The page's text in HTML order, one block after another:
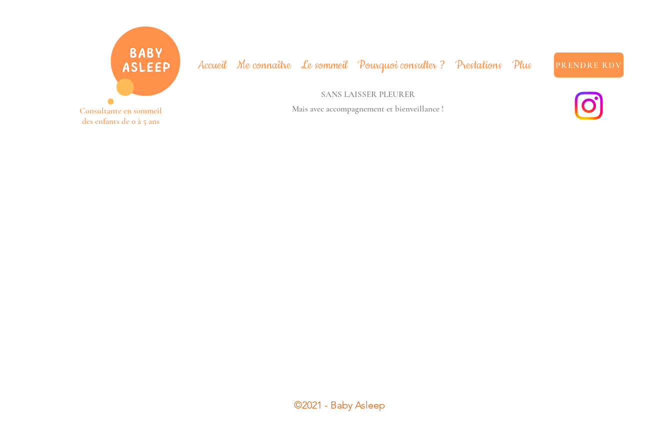
Accueil Me connaître Le sommeil Pourquoi consulter ? Prestations Plus
Consultante en sommeil
des enfants de 0 à 5 ans
PRENDRE RDV
SANS LAISSER PLEURER
Mais avec accompagnement et bienveillance !
©2021 - Baby Asleep